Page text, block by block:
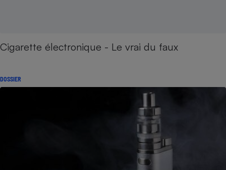
Cigarette électronique - Le vrai du faux
DOSSIER